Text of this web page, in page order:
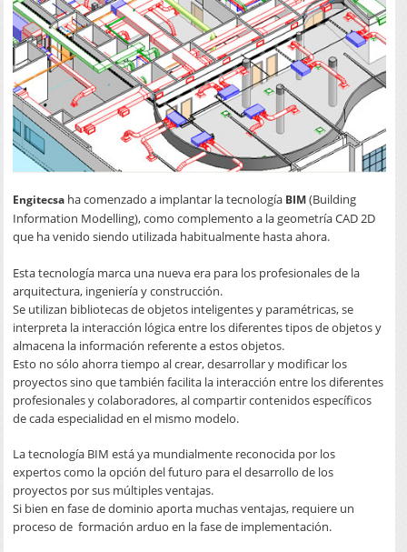
Engitecsa ha comenzado a implantar la tecnología BIM(Building
Information Modelling), como complemento a la geometría CAD 2D
que ha venido siendo utilizada habitualmente hasta ahora.
Esta tecnología marca una nueva era para los profesionales de la
arquitectura, ingeniería y construcción.
Se utilizan bibliotecas de objetos inteligentes y paramétricas, se
interpreta la interacción lógica entre los diferentes tipos de objetos y
almacena la información referente a estos objetos.
Esto no sólo ahorra tiempo al crear, desarrollar y modificar los
proyectos sino que también facilita la interacción entre los diferentes
profesionales y colaboradores, al compartir contenidos específicos
de cada especialidad en el mismo modelo.
La tecnología BIM está ya mundialmente reconocida por los
expertos como la opción del futuro para el desarrollo de los
proyectos por sus múltiples ventajas.
Si bien en fase de dominio aporta muchas ventajas, requiere un
proceso de formación arduo en la fase de implementación.